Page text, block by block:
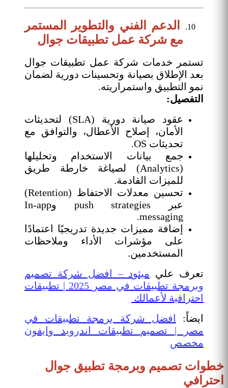
الدعم الفني والتطوير المستمر
مع شركة عمل تطبيقات جوال
تستمر خدمات شركة عمل تطبيقات جوال
بعد الإطلاق بصيانة وتحسينات دورية لضمان
نمو التطبيق واستمراريته.
التفصيل:
عقود صيانة دورية (SLA) لتحديثات
الأمان، إصلاح الأعطال، والتوافق مع
تحديثات OS.
جمع بيانات الاستخدام وتحليلها
(Analytics) لصياغة خارطة طريق
للميزات القادمة.
تحسين معدلات الاحتفاظ (Retention)
عبر push strategies وIn-app
messaging.
إضافة مميزات جديدة تدريجيًا اعتمادًا
على مؤشرات الأداء وملاحظات
المستخدمين.
تعرف علي
ميثود – افضل شركة تصميم
وبرمجة تطبيقات في مصر 2025 | تطبيقات
احترافية لأعمالك
ايضاً:
افضل شركة برمجة تطبيقات في
مصر | تصميم تطبيقات اندرويد وايفون
مخصص
خطوات تصميم وبرمجة تطبيق جوال
احترافي